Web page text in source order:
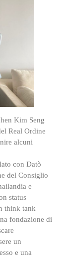
Kim Seng
Real Ordine
alcuni
con Datò
del Consiglio
e
status
think tank
fondazione di
un
e una